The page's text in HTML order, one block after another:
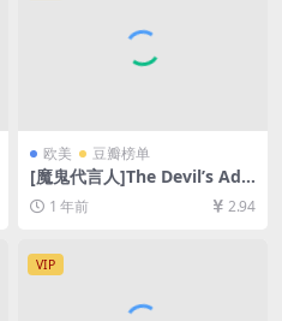
欧美 豆瓣榜单
[魔鬼代言人]The Devil’s Adv
ocate (1997)[百度网盘+夸克
网盘1080P超清未删减资源]
[网盘在线播放/下载][MP4/9.
6GB][中英字幕]
1 年前 2.94
VIP